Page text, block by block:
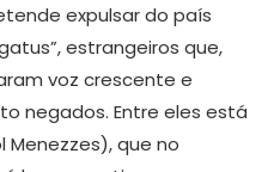
expulsar do país
estrangeiros que,
voz crescente e
negados. Entre eles está
Menezzes), que no